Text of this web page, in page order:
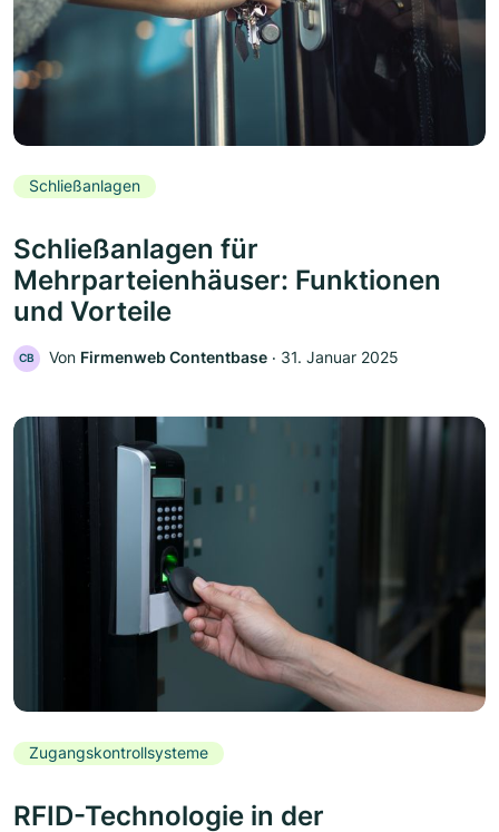
Schließanlagen
Schließanlagen für
Mehrparteienhäuser: Funktionen
und Vorteile
CB Von Firmenweb Contentbase ‧ 31. Januar 2025
Zugangskontrollsysteme
RFID-Technologie in der